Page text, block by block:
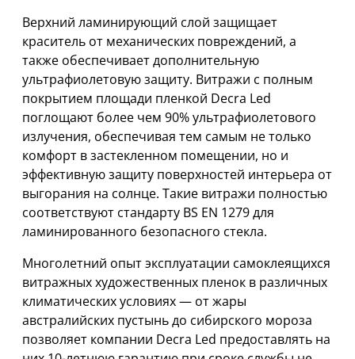
Верхний ламинирующий слой защищает
краситель от механических повреждений, а
также обеспечивает дополнительную
ультрафиолетовую защиту. Витражи с полным
покрытием площади пленкой Decra Led
поглощают более чем 90% ультрафиолетового
излучения, обеспечивая тем самым не только
комфорт в застекленном помещении, но и
эффективную защиту поверхностей интерьера от
выгорания на солнце. Такие витражи полностью
соответствуют стандарту BS EN 1279 для
ламинированного безопасного стекла.
Многолетний опыт эксплуатации самоклеящихся
витражных художественных пленок в различных
климатических условиях — от жары
австралийских пустынь до сибирского мороза
позволяет компании Decra Led предоставлять на